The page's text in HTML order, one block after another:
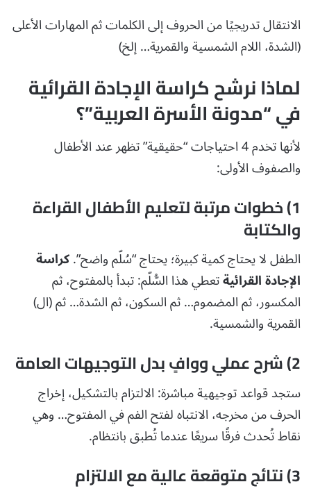
الانتقال تدريجيًا من الحروف إلى الكلمات ثم المهارات الأعلى
(الشدة، اللام الشمسية والقمرية… إلخ)
لماذا نرشح كراسة الإجادة القرائية
في “مدونة الأسرة العربية”؟
لأنها تخدم 4 احتياجات “حقيقية” تظهر عند الأطفال
والصفوف الأولى:
1) خطوات مرتبة لتعليم الأطفال القراءة
والكتابة
الطفل لا يحتاج كمية كبيرة؛ يحتاج “سُلّم واضح”.كراسة
الإجادة القرائيةتعطي هذا السُّلّم: تبدأ بالمفتوح، ثم
المكسور، ثم المضموم… ثم السكون، ثم الشدة… ثم (ال)
القمرية والشمسية.
2) شرح عملي ووافٍ بدل التوجيهات العامة
ستجد قواعد توجيهية مباشرة: الالتزام بالتشكيل، إخراج
الحرف من مخرجه، الانتباه لفتح الفم في المفتوح… وهي
نقاط تُحدث فرقًا سريعًا عندما تُطبق بانتظام.
3) نتائج متوقعة عالية مع الالتزام